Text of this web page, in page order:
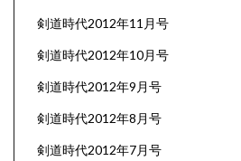
剣道時代2012年11月号
剣道時代2012年10月号
剣道時代2012年9月号
剣道時代2012年8月号
剣道時代2012年7月号